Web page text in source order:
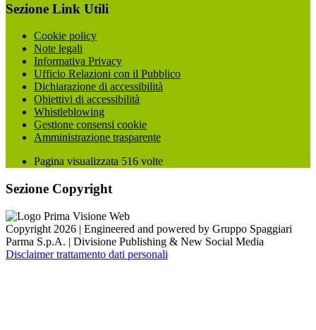
Sezione Link Utili
Cookie policy
Note legali
Informativa Privacy
Ufficio Relazioni con il Pubblico
Dichiarazione di accessibilità
Obiettivi di accessibilità
Whistleblowing
Gestione consensi cookie
Amministrazione trasparente
Pagina visualizzata 516 volte
Sezione Copyright
Copyright 2026 | Engineered and powered by Gruppo Spaggiari
Parma S.p.A. | Divisione Publishing & New Social Media
Disclaimer trattamento dati personali